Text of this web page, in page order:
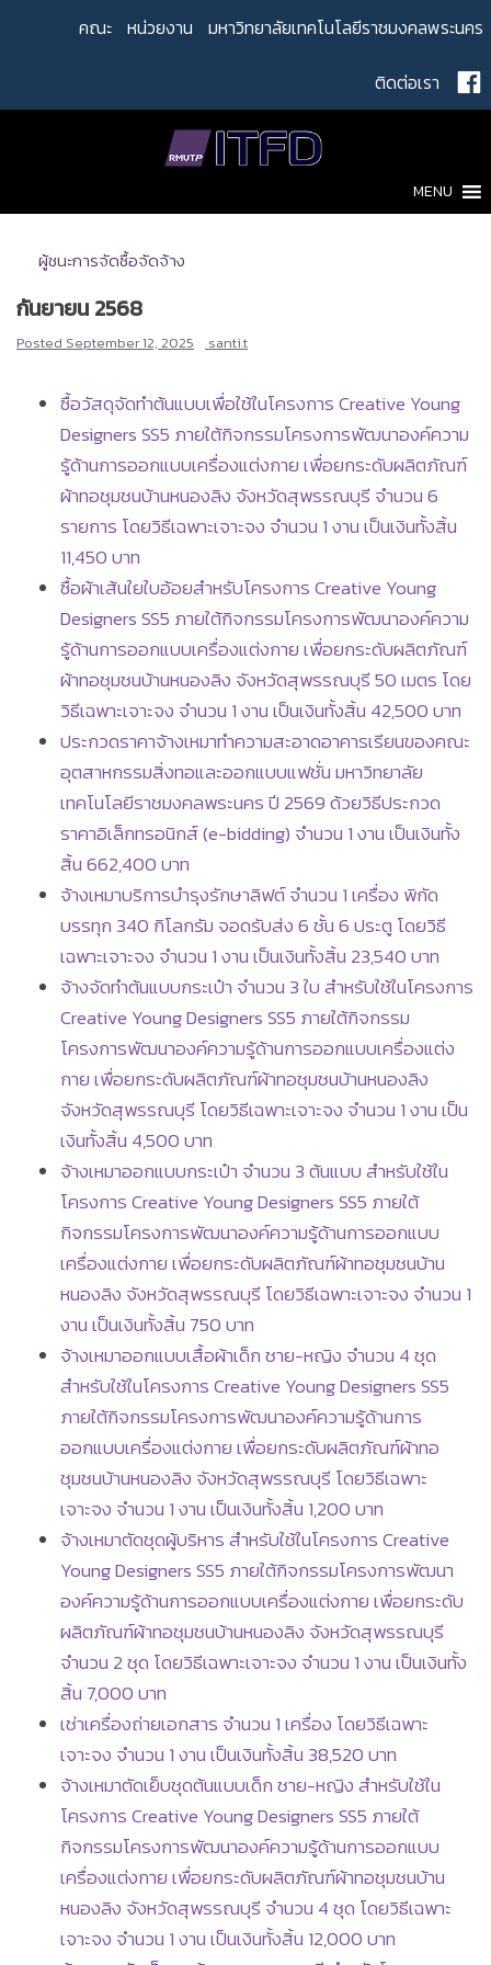
คณะ หน่วยงาน มหาวิทยาลัยเทคโนโลยีราชมงคลพระนคร
ติดต่อเรา
MENU
ผู้ชนะการจัดซื้อจัดจ้าง
กันยายน 2568
Posted September 12, 2025 santi.t
ซื้อวัสดุจัดทำต้นแบบเพื่อใช้ในโครงการ Creative Young
Designers SS5 ภายใต้กิจกรรมโครงการพัฒนาองค์ความ
รู้ด้านการออกแบบเครื่องแต่งกาย เพื่อยกระดับผลิตภัณฑ์
ผ้าทอชุมชนบ้านหนองลิง จังหวัดสุพรรณบุรี จำนวน 6
รายการ โดยวิธีเฉพาะเจาะจง จำนวน 1 งาน เป็นเงินทั้งสิ้น
11,450 บาท
ซื้อผ้าเส้นใยใบอ้อยสำหรับโครงการ Creative Young
Designers SS5 ภายใต้กิจกรรมโครงการพัฒนาองค์ความ
รู้ด้านการออกแบบเครื่องแต่งกาย เพื่อยกระดับผลิตภัณฑ์
ผ้าทอชุมชนบ้านหนองลิง จังหวัดสุพรรณบุรี 50 เมตร โดย
วิธีเฉพาะเจาะจง จำนวน 1 งาน เป็นเงินทั้งสิ้น 42,500 บาท
ประกวดราคาจ้างเหมาทำความสะอาดอาคารเรียนของคณะ
อุตสาหกรรมสิ่งทอและออกแบบแฟชั่น มหาวิทยาลัย
เทคโนโลยีราชมงคลพระนคร ปี 2569 ด้วยวิธีประกวด
ราคาอิเล็กทรอนิกส์ (e-bidding) จำนวน 1 งาน เป็นเงินทั้ง
สิ้น 662,400 บาท
จ้างเหมาบริการบำรุงรักษาลิฟต์ จำนวน 1 เครื่อง พิกัด
บรรทุก 340 กิโลกรัม จอดรับส่ง 6 ชั้น 6 ประตู โดยวิธี
เฉพาะเจาะจง จำนวน 1 งาน เป็นเงินทั้งสิ้น 23,540 บาท
จ้างจัดทำต้นแบบกระเป๋า จำนวน 3 ใบ สำหรับใช้ในโครงการ
Creative Young Designers SS5 ภายใต้กิจกรรม
โครงการพัฒนาองค์ความรู้ด้านการออกแบบเครื่องแต่ง
กาย เพื่อยกระดับผลิตภัณฑ์ผ้าทอชุมชนบ้านหนองลิง
จังหวัดสุพรรณบุรี โดยวิธีเฉพาะเจาะจง จำนวน 1 งาน เป็น
เงินทั้งสิ้น 4,500 บาท
จ้างเหมาออกแบบกระเป๋า จำนวน 3 ต้นแบบ สำหรับใช้ใน
โครงการ Creative Young Designers SS5 ภายใต้
กิจกรรมโครงการพัฒนาองค์ความรู้ด้านการออกแบบ
เครื่องแต่งกาย เพื่อยกระดับผลิตภัณฑ์ผ้าทอชุมชนบ้าน
หนองลิง จังหวัดสุพรรณบุรี โดยวิธีเฉพาะเจาะจง จำนวน 1
งาน เป็นเงินทั้งสิ้น 750 บาท
จ้างเหมาออกแบบเสื้อผ้าเด็ก ชาย-หญิง จำนวน 4 ชุด
สำหรับใช้ในโครงการ Creative Young Designers SS5
ภายใต้กิจกรรมโครงการพัฒนาองค์ความรู้ด้านการ
ออกแบบเครื่องแต่งกาย เพื่อยกระดับผลิตภัณฑ์ผ้าทอ
ชุมชนบ้านหนองลิง จังหวัดสุพรรณบุรี โดยวิธีเฉพาะ
เจาะจง จำนวน 1 งาน เป็นเงินทั้งสิ้น 1,200 บาท
จ้างเหมาตัดชุดผู้บริหาร สำหรับใช้ในโครงการ Creative
Young Designers SS5 ภายใต้กิจกรรมโครงการพัฒนา
องค์ความรู้ด้านการออกแบบเครื่องแต่งกาย เพื่อยกระดับ
ผลิตภัณฑ์ผ้าทอชุมชนบ้านหนองลิง จังหวัดสุพรรณบุรี
จำนวน 2 ชุด โดยวิธีเฉพาะเจาะจง จำนวน 1 งาน เป็นเงินทั้ง
สิ้น 7,000 บาท
เช่าเครื่องถ่ายเอกสาร จำนวน 1 เครื่อง โดยวิธีเฉพาะ
เจาะจง จำนวน 1 งาน เป็นเงินทั้งสิ้น 38,520 บาท
จ้างเหมาตัดเย็บชุดต้นแบบเด็ก ชาย-หญิง สำหรับใช้ใน
โครงการ Creative Young Designers SS5 ภายใต้
กิจกรรมโครงการพัฒนาองค์ความรู้ด้านการออกแบบ
เครื่องแต่งกาย เพื่อยกระดับผลิตภัณฑ์ผ้าทอชุมชนบ้าน
หนองลิง จังหวัดสุพรรณบุรี จำนวน 4 ชุด โดยวิธีเฉพาะ
เจาะจง จำนวน 1 งาน เป็นเงินทั้งสิ้น 12,000 บาท